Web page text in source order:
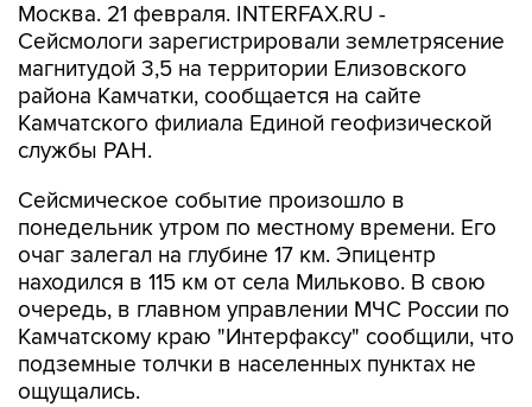
Москва. 21 февраля. INTERFAX.RU -
Сейсмологи зарегистрировали землетрясение
магнитудой 3,5 на территории Елизовского
района Камчатки, сообщается на сайте
Камчатского филиала Единой геофизической
службы РАН.
Сейсмическое событие произошло в
понедельник утром по местному времени. Его
очаг залегал на глубине 17 км. Эпицентр
находился в 115 км от села Мильково. В свою
очередь, в главном управлении МЧС России по
Камчатскому краю "Интерфаксу" сообщили, что
подземные толчки в населенных пунктах не
ощущались.